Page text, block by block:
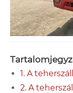
1. A
2. A